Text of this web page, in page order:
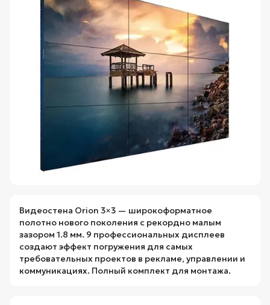
Видеостена Orion 3×3 — широкоформатное
полотно нового поколения с рекордно малым
зазором 1.8 мм. 9 профессиональных дисплеев
создают эффект погружения для самых
требовательных проектов в рекламе, управлении и
коммуникациях. Полный комплект для монтажа.